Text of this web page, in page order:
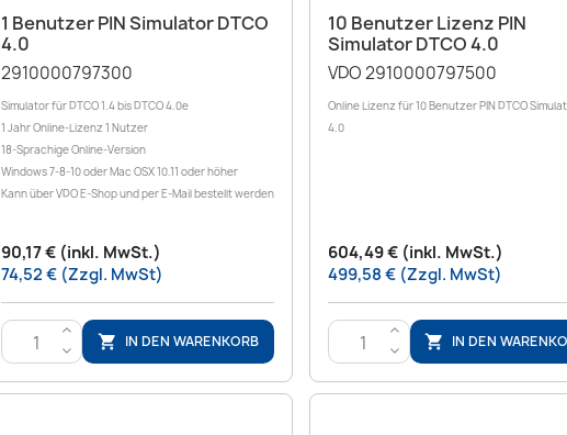
Vorschau
1 Benutzer PIN Simulator DTCO
4.0
2910000797300
Simulator für DTCO 1.4 bis DTCO 4.0e
1 Jahr Online-Lizenz 1 Nutzer
18-Sprachige Online-Version
Windows 7-8-10 oder Mac OSX 10.11 oder höher
Kann über VDO E-Shop und per E-Mail bestellt werden
90,17 € (inkl. MwSt.)
74,52 € (Zzgl. MwSt)
>
<
 IN DEN WARENKORB
Vorschau
10 Benutzer Lizenz PIN
Simulator DTCO 4.0
VDO 2910000797500
Online Lizenz für 10 Benutzer PIN DTCO
4.0
604,49 € (inkl. MwSt.)
499,58 € (Zzgl. MwSt)
>
<
 IN DEN